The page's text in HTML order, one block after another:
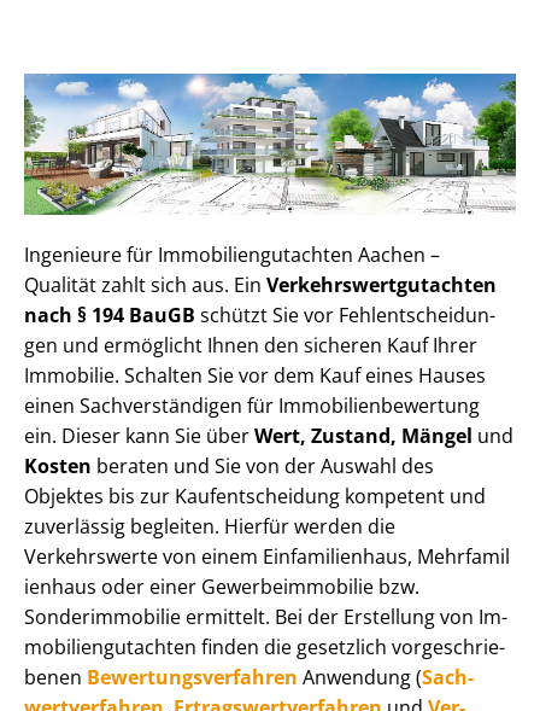
Ingenieure für Im­mo­bi­li­en­gut­ach­ten Aachen –
Qualität zahlt sich aus. Ein Ver­kehrs­wert­gut­ach­ten
nach § 194 BauGB schützt Sie vor Fehl­ent­schei­dun­
gen und ermöglicht Ihnen den sicheren Kauf Ihrer
Immobilie. Schalten Sie vor dem Kauf eines Hauses
einen Sach­ver­stän­di­gen für Im­mo­bi­li­en­be­wer­tung
ein. Dieser kann Sie überWert, Zustand, Mängel und
Kosten beraten und Sie von der Auswahl des
Objektes bis zur Kauf­ent­schei­dung kompetent und
zuverlässig begleiten. Hierfür werden die
Verkehrswerte von einem Einfamilienhaus, Mehr­fa­mi­l
i­en­haus oder einer Ge­wer­be­im­mo­bi­lie bzw.
Sonderimmobilie ermittelt. Bei der Erstellung von Im­
mo­bi­li­en­gut­ach­ten finden die gesetzlich vor­ge­schrie­
be­nen Be­wer­tungs­ver­fah­ren Anwendung (Sach­